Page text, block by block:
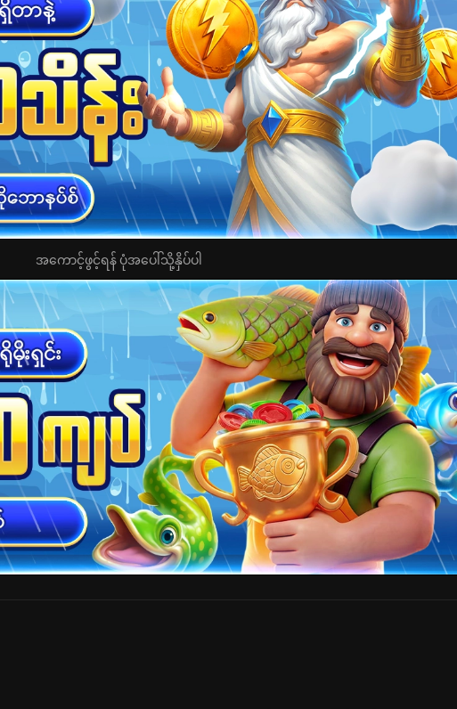
အကောင့်ဖွင့်ရန် ပုံအပေါ်သို့နှိပ်ပါ